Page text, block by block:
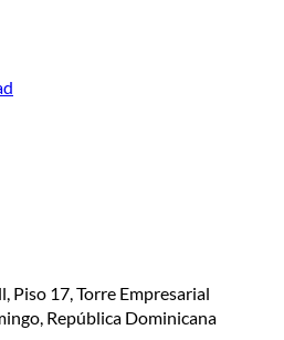
Piso 17, Torre Empresarial
República Dominicana